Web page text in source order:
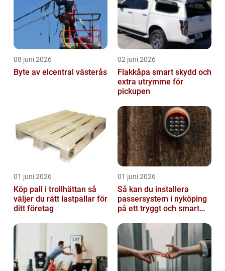
08 juni 2026
Byte av elcentral västerås
02 juni 2026
Flakkåpa smart skydd och
extra utrymme för
pickupen
01 juni 2026
Köp pall i trollhättan så
väljer du rätt lastpallar för
ditt företag
01 juni 2026
Så kan du installera
passersystem i nyköping
på ett tryggt och smart